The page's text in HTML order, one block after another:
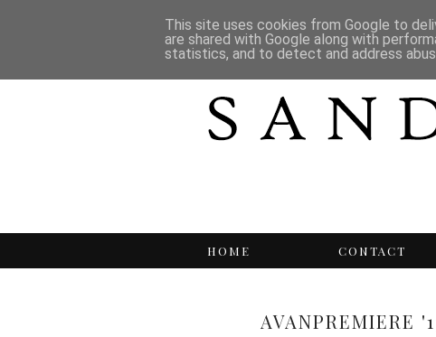
HOME CONTACT
AVANPREMIERE
This site uses cookies from Google to
are shared with Google along with
statistics, and to detect and address